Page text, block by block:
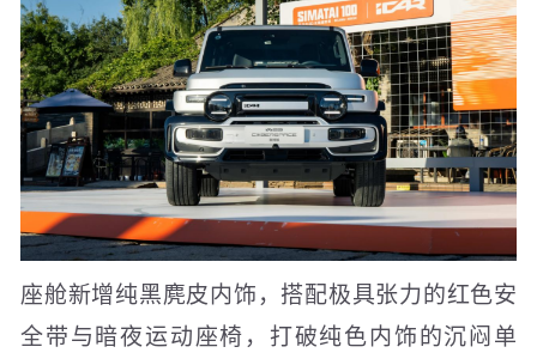
座舱新增纯黑麂皮内饰，搭配极具张力的红色安
全带与暗夜运动座椅，打破纯色内饰的沉闷单